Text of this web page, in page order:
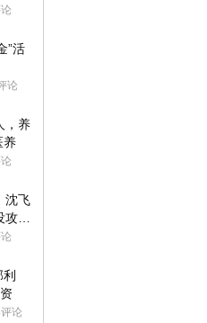
”活
论
，养
养
沈飞
克
论